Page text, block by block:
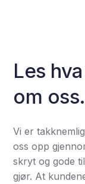
Les
om oss.
Vi er
oss opp
skryt og gode
gjør. At